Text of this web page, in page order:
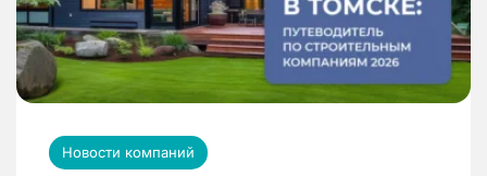
Новости компаний